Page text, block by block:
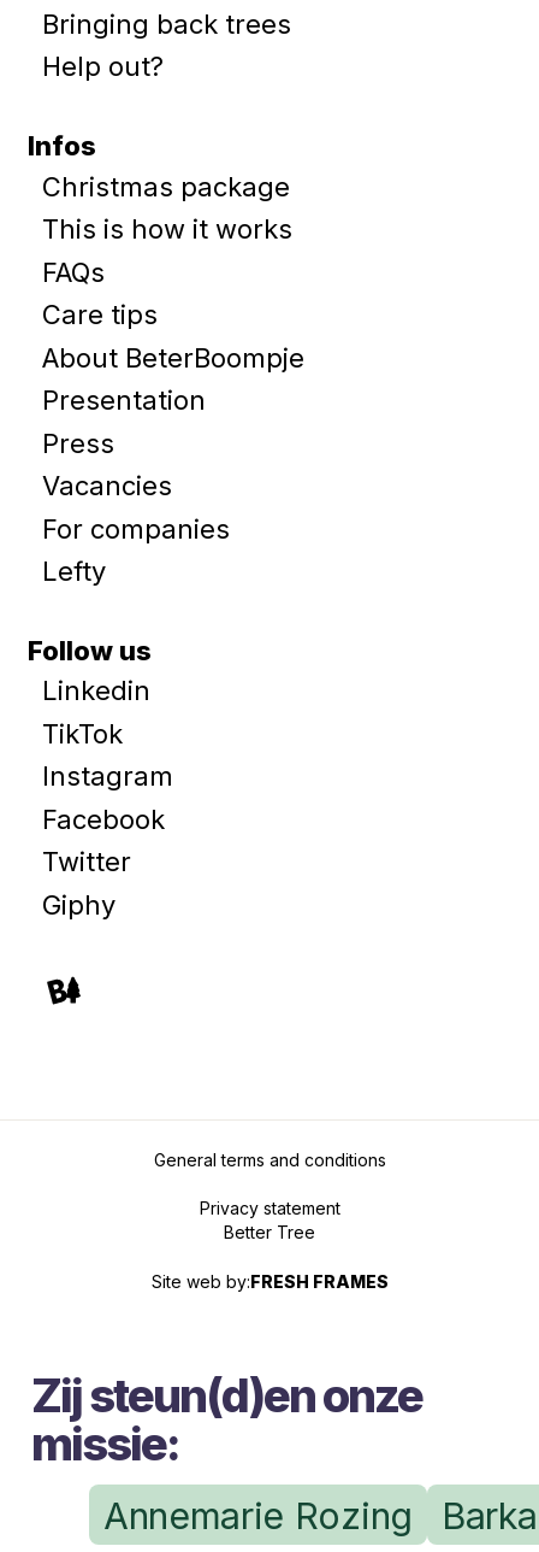
Bringing back trees
Help out?
Infos
Christmas package
This is how it works
FAQs
Care tips
About BeterBoompje
Presentation
Press
Vacancies
For companies
Lefty
Follow us
Linkedin
TikTok
Instagram
Facebook
Twitter
Giphy
Better Tree
Site web by:FRESH FRAMES
General terms and conditions
Privacy statement
Zij steun(d)en onze
missie:
Annemarie Rozing